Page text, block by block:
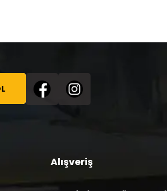
Alışveriş